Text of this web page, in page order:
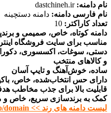
نام دامنه: dastchineh.ir
نام فارسی دامنه: دامنه دستچینه
تعداد کاراکتر:
دامنه کوتاه، خاص، صمیمی و
مناسب برای سایت فروشگاه
دستی، سوغات، اکسسوری،
و کالاهای منتخب
ساده، خوش‌آهنگ و تایپ آسان
دارای حس انتخاب‌شده، خاص،
قابلیت بالا برای جذب مخاطب
کمک به برندسازی سریع، خاص و
لیست دامنه های رند >> ghoghnos.top/domain